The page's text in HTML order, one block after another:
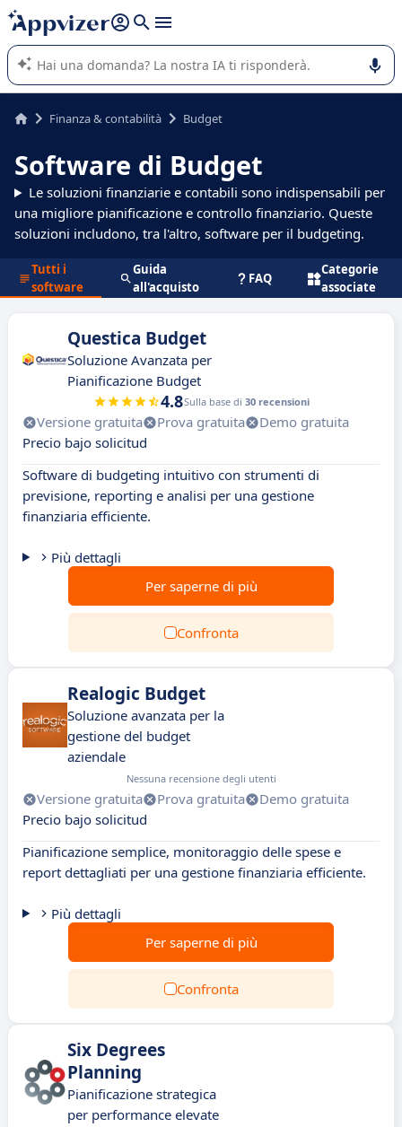
righe con
shift + enter
L'IA di Appvizer vi guida nell'utilizzo o nella scelta di un
software SaaS per la vostra azienda.
Finanza & contabilità Budget
Software di Budget
Le soluzioni finanziarie e contabili sono indispensabili per
una migliore pianificazione e controllo finanziario. Queste
soluzioni includono, tra l'altro, software per il budgeting.
Tutti i
software
Guida
all'acquisto
FAQ
Categorie
associate
Questica Budget
Soluzione Avanzata per
Pianificazione Budget
4.8Sulla base di 30 recensioni
Versione gratuita Prova gratuita
Demo gratuita
Precio bajo solicitud
Software di budgeting intuitivo con strumenti di
previsione, reporting e analisi per una gestione
finanziaria efficiente.
Più dettagli
Per saperne di più
Confronta
Realogic Budget
Soluzione avanzata per la
gestione del budget
aziendale
Nessuna recensione degli utenti
Versione gratuita Prova gratuita
Demo gratuita
Precio bajo solicitud
Pianificazione semplice, monitoraggio delle spese e
report dettagliati per una gestione finanziaria efficiente.
Più dettagli
Per saperne di più
Confronta
Six Degrees
Planning
Pianificazione strategica
per performance elevate